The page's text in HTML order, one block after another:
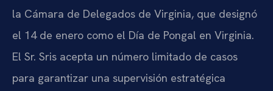
la Cámara de Delegados de Virginia, que designó
el 14 de enero como el Día de Pongal en Virginia.
El Sr. Sris acepta un número limitado de casos
para garantizar una supervisión estratégica